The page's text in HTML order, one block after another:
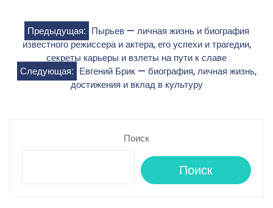
Навигация
по
записям
Предыдущая: Пырьев — личная жизнь и биография
известного режиссера и актера, его успехи и трагедии,
секреты карьеры и взлеты на пути к славе
Следующая: Евгений Брик — биография, личная жизнь,
достижения и вклад в культуру
Поиск
Поиск